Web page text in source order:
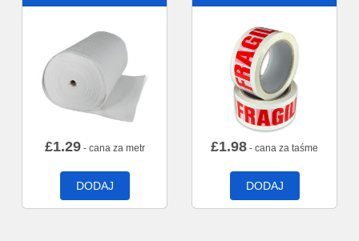
£1.29- cana za metr
DODAJ
£1.98 - cana za taśme
DODAJ